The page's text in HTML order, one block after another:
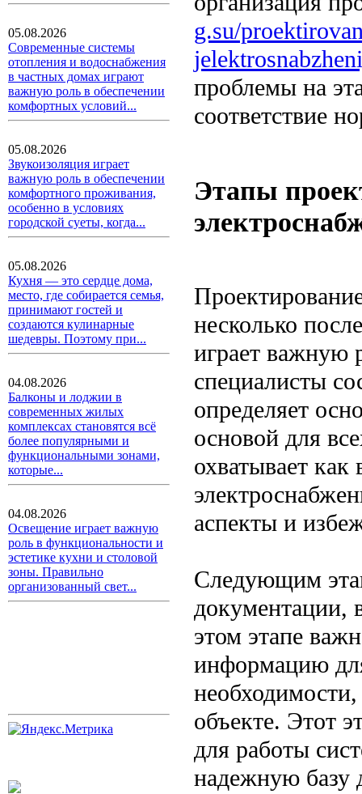
05.08.2026
Современные системы
отопления и водоснабжения
в частных домах играют
важную роль в обеспечении
комфортных условий...
05.08.2026
Звукоизоляция играет
важную роль в обеспечении
комфортного проживания,
особенно в условиях
городской суеты, когда...
05.08.2026
Кухня — это сердце дома,
место, где собирается семья,
принимают гостей и
создаются кулинарные
шедевры. Поэтому при...
04.08.2026
Балконы и лоджии в
современных жилых
комплексах становятся всё
более популярными и
функциональными зонами,
которые...
04.08.2026
Освещение играет важную
роль в функциональности и
эстетике кухни и столовой
зоны. Правильно
организованный свет...
g.su/
проблемы на
соответствие
Этапы
несколько
играет важную
специалисты
определяет
основой для
охватывает
аспекты и
Следующим
документации,
этом этапе
информацию
объекте. Этот
для работы
надежную базу